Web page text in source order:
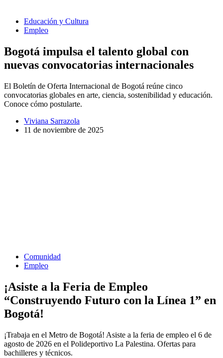
Educación y Cultura
Empleo
Bogotá impulsa el talento global con
nuevas convocatorias internacionales
El Boletín de Oferta Internacional de Bogotá reúne cinco
convocatorias globales en arte, ciencia, sostenibilidad y educación.
Conoce cómo postularte.
Viviana Sarrazola
11 de noviembre de 2025
Comunidad
Empleo
¡Asiste a la Feria de Empleo
“Construyendo Futuro con la Línea 1” en
Bogotá!
¡Trabaja en el Metro de Bogotá! Asiste a la feria de empleo el 6 de
agosto de 2026 en el Polideportivo La Palestina. Ofertas para
bachilleres y técnicos.